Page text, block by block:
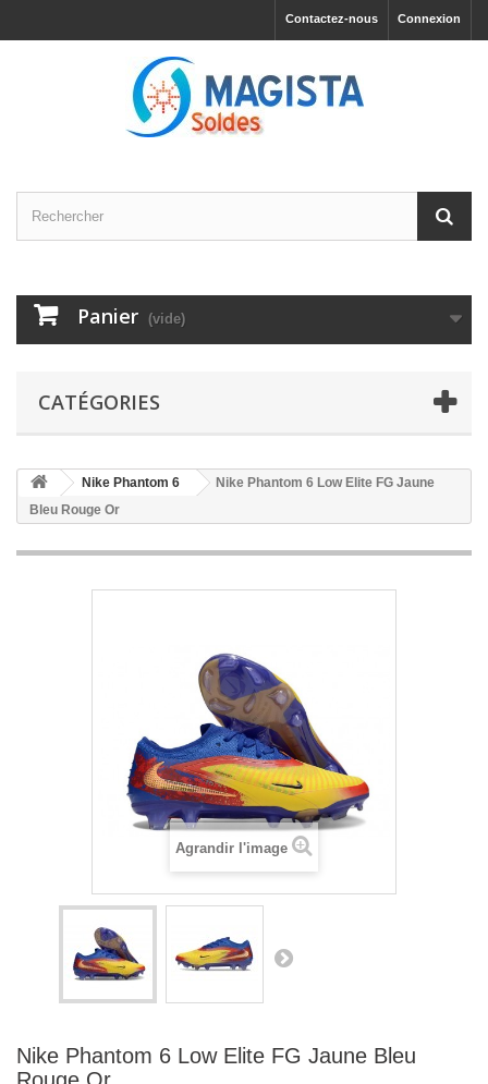
Connexion
Contactez-nous
Panier (vide)
CATÉGORIES
Nike Phantom 6
Nike Phantom 6 Low Elite FG Jaune
Bleu Rouge Or
Agrandir l'image
Nike Phantom 6 Low Elite FG Jaune Bleu